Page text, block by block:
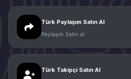
Türk Paylaşım Satın Al
Paylaşım Satın al
Türk Takipçi Satın Al